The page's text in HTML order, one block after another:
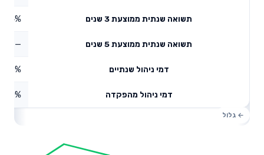
תשואה שנתית ממוצעת 3 שנים
תשואה שנתית ממוצעת 5 שנים —
דמי ניהול שנתיים
דמי ניהול מהפקדה 0%